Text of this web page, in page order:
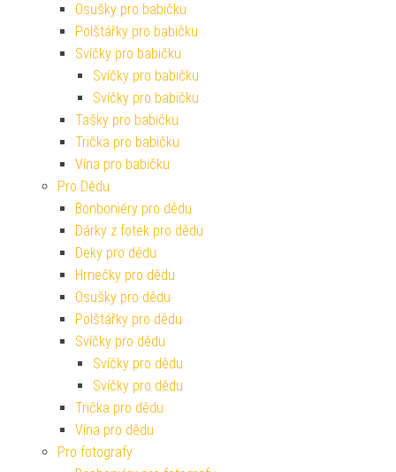
Osušky pro babičku
Polštářky pro babičku
Svíčky pro babičku
Svíčky pro babičku
Svíčky pro babičku
Tašky pro babičku
Trička pro babičku
Vína pro babičku
Pro Dědu
Bonboniéry pro dědu
Dárky z fotek pro dědu
Deky pro dědu
Hrnečky pro dědu
Osušky pro dědu
Polštářky pro dědu
Svíčky pro dědu
Svíčky pro dědu
Svíčky pro dědu
Trička pro dědu
Vína pro dědu
Pro fotografy